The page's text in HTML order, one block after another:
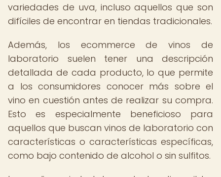
variedades de uva, incluso aquellos que son
difíciles de encontrar en tiendas tradicionales.
Además, los ecommerce de vinos de
laboratorio suelen tener una descripción
detallada de cada producto, lo que permite
a los consumidores conocer más sobre el
vino en cuestión antes de realizar su compra.
Esto es especialmente beneficioso para
aquellos que buscan vinos de laboratorio con
características o características específicas,
como bajo contenido de alcohol o sin sulfitos.